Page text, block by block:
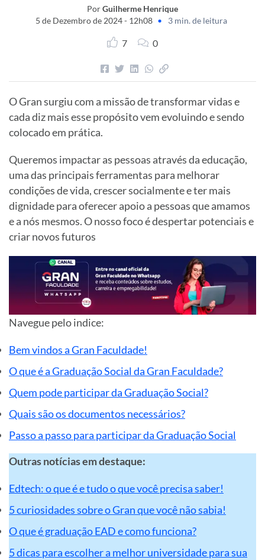
PorGuilherme Henrique
5 de Dezembro de 2024 - 12h08 • 3 min. de leitura
7 0
O Gran surgiu com a missão de transformar vidas e
cada diz mais esse propósito vem evoluindo e sendo
colocado em prática.
Queremos impactar as pessoas através da educação,
uma das principais ferramentas para melhorar
condições de vida, crescer socialmente e ter mais
dignidade para oferecer apoio a pessoas que amamos
e a nós mesmos. O nosso foco é despertar potenciais e
criar novos futuros
Navegue peloindice:
Bem vindos a Gran Faculdade!
O que é a Graduação Social da Gran Faculdade?
Quem pode participar da Graduação Social?
Quais são os documentos necessários?
Passo a passo para participar da Graduação Social
Outras notícias em destaque:
Edtech: o que é e tudo o que você precisa saber!
5 curiosidades sobre o Gran que você não sabia!
O que é graduação EAD e como funciona?
5 dicas para escolher a melhor universidade para sua